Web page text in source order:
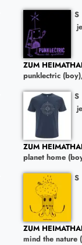
S
ZUM
punklectric
S
ZUM
planet home
S
ZUM
mind the nature